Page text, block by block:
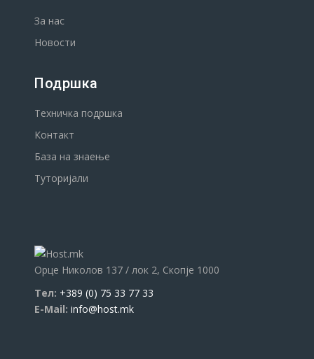
За нас
Новости
Подршка
Техничка подршка
Контакт
База на знаење
Туторијали
Орце Николов 137 / лок 2, Скопје 1000
Тел: +389 (0) 75 33 77 33
Е-Mail: info@host.mk